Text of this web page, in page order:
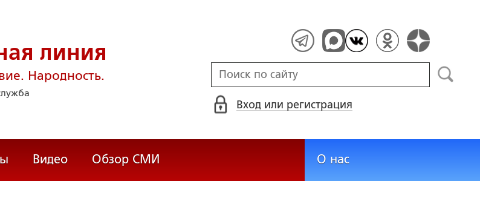
линия
Народность.
Вход или регистрация
Видео Обзор СМИ О нас